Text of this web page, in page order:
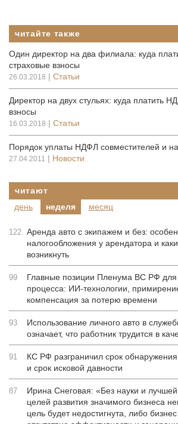
читайте также
Один директор на два филиала: куда
страховые взносы
26.03.2018 | Статьи
Директор на двух стульях: куда платить
взносы
16.03.2018 | Статьи
Порядок уплаты НДФЛ совместителей и
27.04.2011 | Новости
читают
день
неделя месяц
122 Аренда авто с экипажем и без:
налогообложения у арендатора и
возникнуть
99
Главные позиции Пленума ВС РФ для
процесса: ИИ-технологии,
компенсация за потерю времени
93
Использование личного авто в
означает, что работник трудится в
91
КС РФ разграничил срок обнаружения
и срок исковой давности
87
Ирина Снеговая: «Без науки и лучшей
целей развития значимого бизнеса
цель будет недостигнута, либо